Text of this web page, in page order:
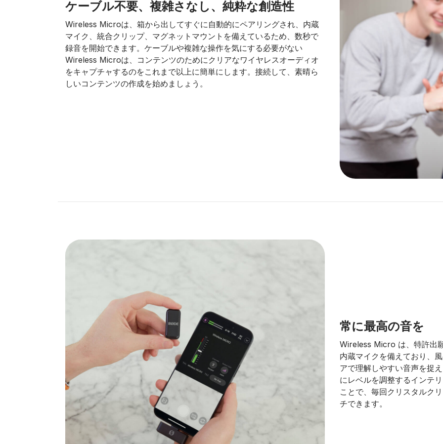
ケーブル不要、複雑さなし、純粋な創造性
Wireless Microは、箱から出してすぐに自動的にペアリングされ、内蔵
マイク、統合クリップ、マグネットマウントを備えているため、数秒で
録音を開始できます。ケーブルや複雑な操作を気にする必要がない
Wireless Microは、コンテンツのためにクリアなワイヤレスオーディオ
をキャプチャするのをこれまで以上に簡単にします。接続して、素晴ら
しいコンテンツの作成を始めましょう。
常に最高の音を
Wireless Micro は、特許出
内蔵マイクを備えており、
アで理解しやすい音声を捉
にレベルを調整するインテ
ことで、毎回クリスタルク
チできます。